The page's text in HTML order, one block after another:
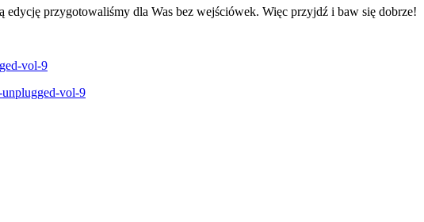
edycję przygotowaliśmy dla Was bez wejściówek. Więc przyjdź i baw się dobrze!
vol-9
vol-9